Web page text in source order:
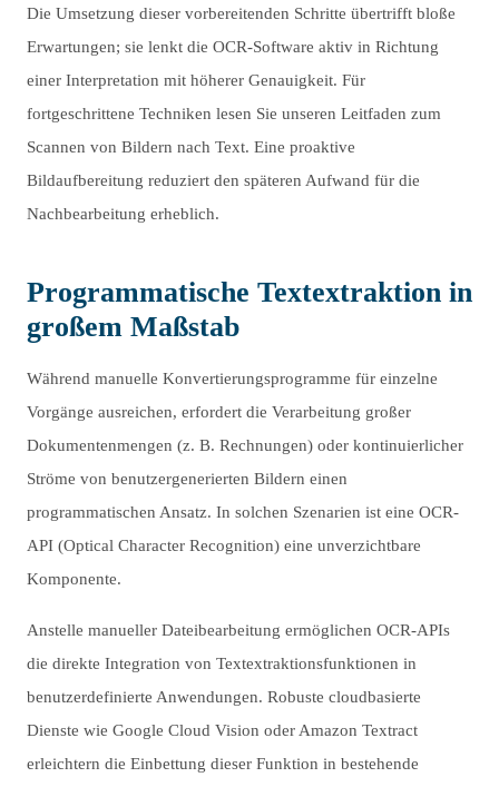
Die Umsetzung dieser vorbereitenden Schritte übertrifft bloße
Erwartungen; sie lenkt die OCR-Software aktiv in Richtung
einer Interpretation mit höherer Genauigkeit. Für
fortgeschrittene Techniken lesen Sie unseren Leitfaden zum
Scannen von Bildern nach Text. Eine proaktive
Bildaufbereitung reduziert den späteren Aufwand für die
Nachbearbeitung erheblich.
Programmatische Textextraktion in
großem Maßstab
Während manuelle Konvertierungsprogramme für einzelne
Vorgänge ausreichen, erfordert die Verarbeitung großer
Dokumentenmengen (z. B. Rechnungen) oder kontinuierlicher
Ströme von benutzergenerierten Bildern einen
programmatischen Ansatz. In solchen Szenarien ist eine OCR-
API (Optical Character Recognition) eine unverzichtbare
Komponente.
Anstelle manueller Dateibearbeitung ermöglichen OCR-APIs
die direkte Integration von Textextraktionsfunktionen in
benutzerdefinierte Anwendungen. Robuste cloudbasierte
Dienste wie Google Cloud Vision oder Amazon Textract
erleichtern die Einbettung dieser Funktion in bestehende